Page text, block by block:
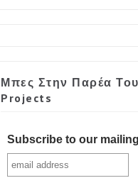
Μπες Στην Παρέα
Projects
Subscribe to our